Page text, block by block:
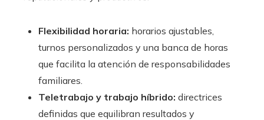
Flexibilidad horaria: horarios ajustables,
turnos personalizados y una banca de horas
que facilita la atención de responsabilidades
familiares.
Teletrabajo y trabajo híbrido: directrices
definidas que equilibran resultados y